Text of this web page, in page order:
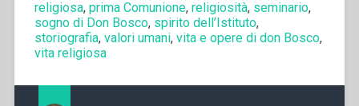
religiosa, prima Comunione, religiosità, seminario,
sogno di Don Bosco, spirito dell’Istituto,
storiografia, valori umani, vita e opere di don Bosco,
vita religiosa